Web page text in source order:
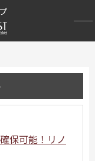
保可能！リノ